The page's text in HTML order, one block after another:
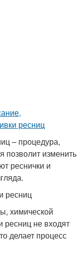
– процедура,
позволит изменить
реснички и
ресниц
химической
ресниц не входят
делает процесс